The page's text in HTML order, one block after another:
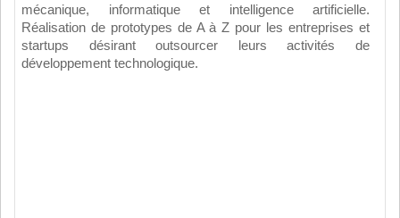
mécanique, informatique et intelligence artificielle.
Réalisation de prototypes de A à Z pour les entreprises et
startups désirant outsourcer leurs activités de
développement technologique.